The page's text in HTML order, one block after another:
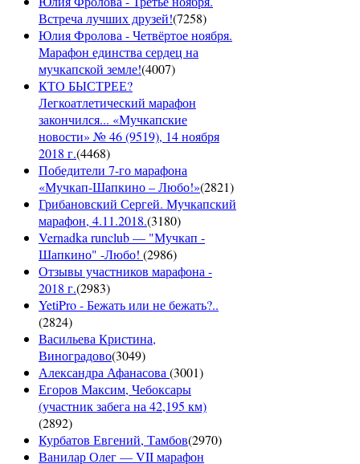
Встреча лучших друзей!(7258)
Юлия Фролова - Четвёртое ноября.
Марафон единства сердец на
мучкапской земле!(4007)
КТО БЫСТРЕЕ?
Легкоатлетический марафон
закончился... «Мучкапские
новости» № 46 (9519), 14 ноября
2018 г.(4468)
Победители 7-го марафона
«Мучкап-Шапкино – Любо!»(2821)
Грибановский Сергей. Мучкапский
марафон, 4.11.2018.(3180)
Vernadka runclub — "Мучкап -
Шапкино" -Любо! (2986)
Отзывы участников марафона -
2018 г.(2983)
YetiPro - Бежать или не бежать?..
(2824)
Васильева Кристина,
Виноградово(3049)
Александра Афанасова(3001)
Егоров Максим, Чебоксары
(участник забега на 42,195 км)
(2892)
Курбатов Евгений, Тамбов(2970)
Ванилар Олег — VII марафон